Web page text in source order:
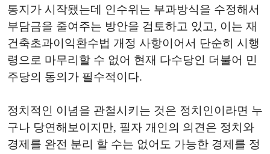
통지가 시작됐는데 인수위는 부과방식을 수정해서
부담금을 줄여주는 방안을 검토하고 있고, 이는 재
건축초과이익환수법 개정 사항이어서 단순히 시행
령으로 마무리할 수 없어 현재 다수당인 더불어 민
주당의 동의가 필수적이다.
정치적인 이념을 관철시키는 것은 정치인이라면 누
구나 당연해보이지만, 필자 개인의 의견은 정치와
경제를 완전 분리 할 수는 없어도 가능한 경제를 정